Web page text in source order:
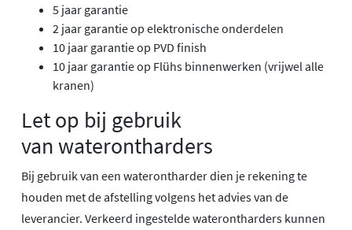
5 jaar garantie
2 jaar garantie op elektronische onderdelen
10 jaar garantie op PVD finish
10 jaar garantie op Flühs binnenwerken (vrijwel alle
kranen)
Let op bij gebruik
van waterontharders
Bij gebruik van een waterontharder dien je rekening te
houden met de afstelling volgens het advies van de
leverancier. Verkeerd ingestelde waterontharders kunnen